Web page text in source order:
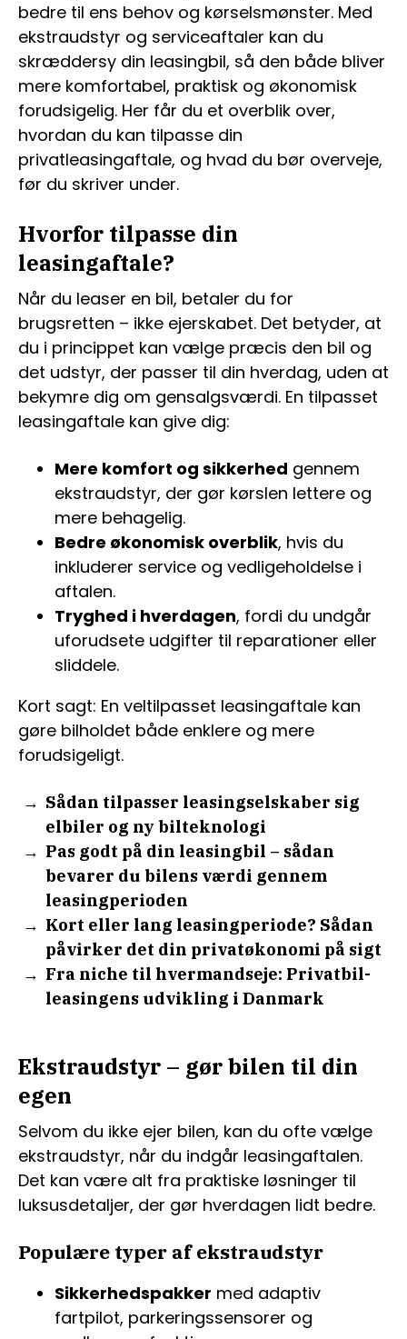
bedre til ens behov og kørselsmønster. Med
ekstraudstyr og serviceaftaler kan du
skræddersy din leasingbil, så den både bliver
mere komfortabel, praktisk og økonomisk
forudsigelig. Her får du et overblik over,
hvordan du kan tilpasse din
privatleasingaftale, og hvad du bør overveje,
før du skriver under.
Hvorfor tilpasse din
leasingaftale?
Når du leaser en bil, betaler du for
brugsretten – ikke ejerskabet. Det betyder, at
du i princippet kan vælge præcis den bil og
det udstyr, der passer til din hverdag, uden at
bekymre dig om gensalgsværdi. En tilpasset
leasingaftale kan give dig:
Mere komfort og sikkerhed gennem
ekstraudstyr, der gør kørslen lettere og
mere behagelig.
Bedre økonomisk overblik, hvis du
inkluderer service og vedligeholdelse i
aftalen.
Tryghed i hverdagen, fordi du undgår
uforudsete udgifter til reparationer eller
sliddele.
Kort sagt: En veltilpasset leasingaftale kan
gøre bilholdet både enklere og mere
forudsigeligt.
Sådan tilpasser leasingselskaber sig
elbiler og ny bilteknologi
Pas godt på din leasingbil – sådan
bevarer du bilens værdi gennem
leasingperioden
Kort eller lang leasingperiode? Sådan
påvirker det din privatøkonomi på sigt
Fra niche til hvermandseje: Privatbil-
leasingens udvikling i Danmark
Ekstraudstyr – gør bilen til din
egen
Selvom du ikke ejer bilen, kan du ofte vælge
ekstraudstyr, når du indgår leasingaftalen.
Det kan være alt fra praktiske løsninger til
luksusdetaljer, der gør hverdagen lidt bedre.
Populære typer af ekstraudstyr
Sikkerhedspakker med adaptiv
fartpilot, parkeringssensorer og